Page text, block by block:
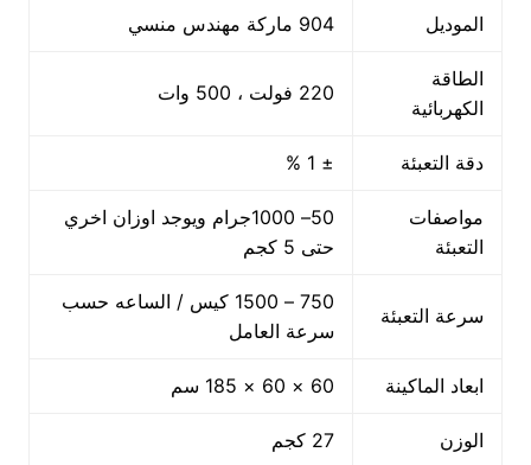
الموديل 904 ماركة مهندس منسي
الطاقة
الكهربائية
220 فولت ، 500 وات
دقة التعبئة ± 1 %
مواصفات
التعبئة
50– 1000جرام ويوجد اوزان اخري
حتى 5 كجم
سرعة التعبئة
750 – 1500 كيس / الساعه حسب
سرعة العامل
ابعاد الماكينة 60 × 60 × 185 سم
الوزن 27 كجم